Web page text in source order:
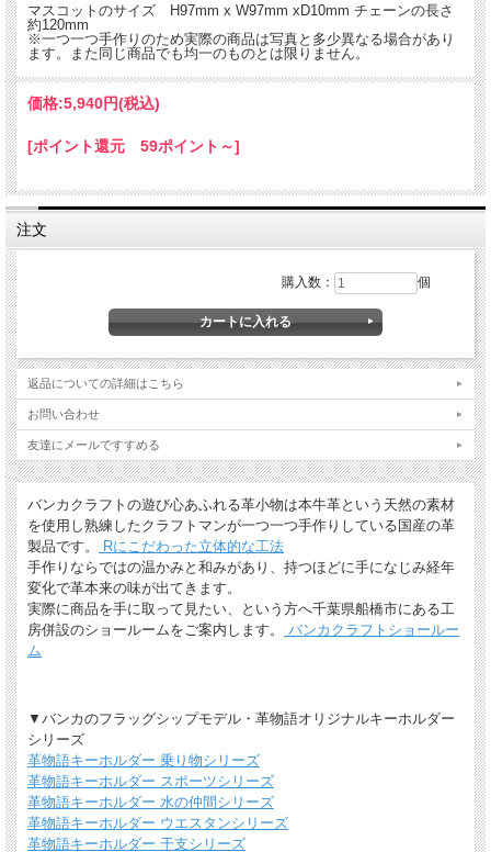
のウォールデコシリーズはおしゃれでユニーク。立体感のある彫刻的なイメージで
の贈り物にも。名入れも無料。
マスコットのサイズ H97mm x W97mm xD10mm チェーンの長さ
約120mm
※一つ一つ手作りのため実際の商品は写真と多少異なる場合があり
ます。また同じ商品でも均一のものとは限りません。
価格:5,940円(税込)
[ポイント還元 59ポイント～]
注文
購入数： 個
返品についての詳細はこちら
お問い合わせ
友達にメールですすめる
バンカクラフトの遊び心あふれる革小物は本牛革という天然の素材
を使用し熟練したクラフトマンが一つ一つ手作りしている国産の革
製品です。
Rにこだわった立体的な工法
手作りならではの温かみと和みがあり、持つほどに手になじみ経年
変化で革本来の味が出てきます。
実際に商品を手に取って見たい、という方へ千葉県船橋市にある工
房併設のショールームをご案内します。
バンカクラフトショールー
ム
▼バンカのフラッグシップモデル・革物語オリジナルキーホルダー
シリーズ
革物語キーホルダー 乗り物シリーズ
革物語キーホルダー スポーツシリーズ
革物語キーホルダー 水の仲間シリーズ
革物語キーホルダー ウエスタンシリーズ
革物語キーホルダー 干支シリーズ